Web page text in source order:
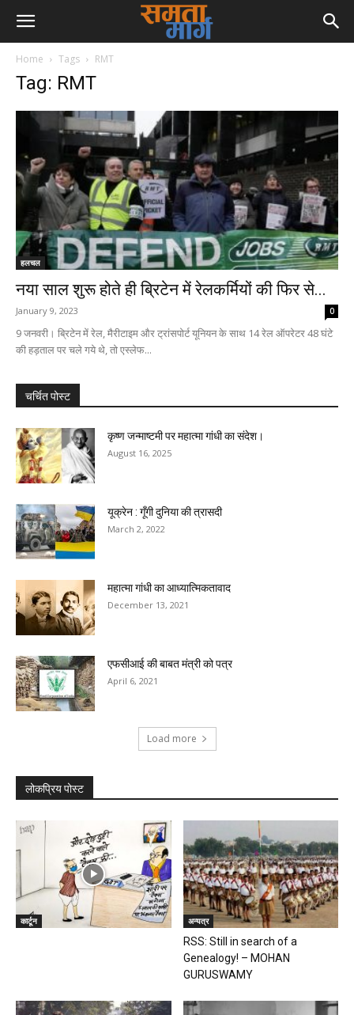
Home Tags RMT
Tag: RMT
हलचल
नया साल शुरू होते ही ब्रिटेन में रेलकर्मियों की फिर से...
January 9, 2023 0
9 जनवरी। ब्रिटेन में रेल, मैरीटाइम और ट्रांसपोर्ट यूनियन के साथ 14 रेल ऑपरेटर 48 घंटे
की हड़ताल पर चले गये थे, तो एस्लेफ...
चर्चित पोस्ट
कृष्ण जन्माष्टमी पर महात्मा गांधी का संदेश।
August 16, 2025
यूक्रेन : गूँगी दुनिया की त्रासदी
March 2, 2022
महात्मा गांधी का आध्यात्मिकतावाद
December 13, 2021
एफसीआई की बाबत मंत्री को पत्र
April 6, 2021
Load more
लोकप्रिय पोस्ट
कार्टून अन्यत्र
RSS: Still in search of a
Genealogy! – MOHAN
GURUSWAMY